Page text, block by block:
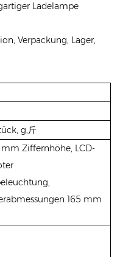
Ladelampe
Verpackung, Lager,
g,斤
mm Ziffernhöhe, LCD-
165 mm